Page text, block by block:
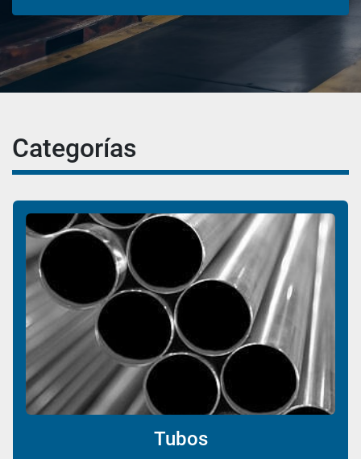
Categorías
Tubos